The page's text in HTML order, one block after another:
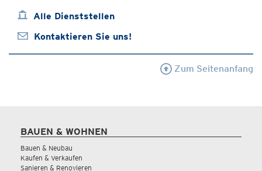
Alle Dienststellen
Kontaktieren Sie uns!
Zum Seitenanfang
BAUEN & WOHNEN
Bauen & Neubau
Kaufen & Verkaufen
Sanieren & Renovieren